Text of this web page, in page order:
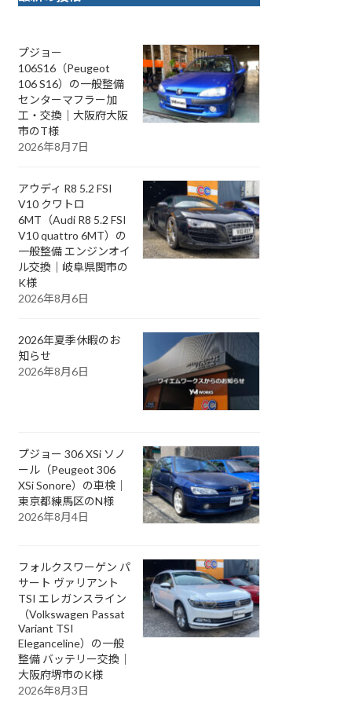
プジョー
106S16（Peugeot
106 S16）の一般整備
センターマフラー加
工・交換｜大阪府大阪
市のT様
2026年8月7日
アウディ R8 5.2 FSI
V10 クワトロ
6MT（Audi R8 5.2 FSI
V10 quattro 6MT）の
一般整備 エンジンオイ
ル交換｜岐阜県関市の
K様
2026年8月6日
2026年夏季休暇のお
知らせ
2026年8月6日
プジョー 306 XSi ソノ
ール（Peugeot 306
XSi Sonore）の車検｜
東京都練馬区のN様
2026年8月4日
フォルクスワーゲン パ
サート ヴァリアント
TSI エレガンスライン
（Volkswagen Passat
Variant TSI
Eleganceline）の一般
整備 バッテリー交換｜
大阪府堺市のK様
2026年8月3日